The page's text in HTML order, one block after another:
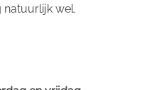
natuurlijk wel.